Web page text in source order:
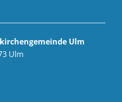
Ulm
Ulm